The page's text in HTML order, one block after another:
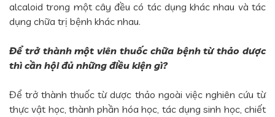
alcaloid trong một cây đều có tác dụng khác nhau và tác
dụng chữa trị bệnh khác nhau.
Để trở thành một viên thuốc chữa bệnh từ thảo dược
thì cần hội đủ những điều kiện gì?
Để trở thành thuốc từ dược thảo ngoài việc nghiên cứu từ
thực vật học, thành phần hóa học, tác dụng sinh học, chiết